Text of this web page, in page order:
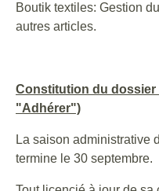
Boutik textiles: Gestion
autres articles.
Constitution du
"Adhérer")
La saison administrative
termine le 30 septembre.